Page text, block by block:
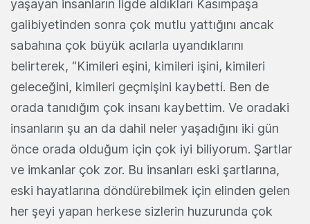
yaşayan insanların ligde aldıkları Kasımpaşa
galibiyetinden sonra çok mutlu yattığını ancak
sabahına çok büyük acılarla uyandıklarını
belirterek, “Kimileri eşini, kimileri işini, kimileri
geleceğini, kimileri geçmişini kaybetti. Ben de
orada tanıdığım çok insanı kaybettim. Ve oradaki
insanların şu an da dahil neler yaşadığını iki gün
önce orada olduğum için çok iyi biliyorum. Şartlar
ve imkanlar çok zor. Bu insanları eski şartlarına,
eski hayatlarına döndürebilmek için elinden gelen
her şeyi yapan herkese sizlerin huzurunda çok